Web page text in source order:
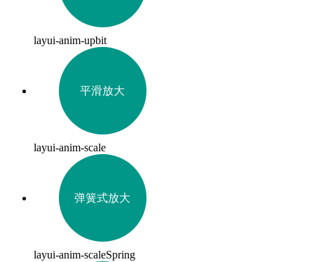
layui-anim-upbit
平滑放大
layui-anim-scale
弹簧式放大
layui-anim-scaleSpring